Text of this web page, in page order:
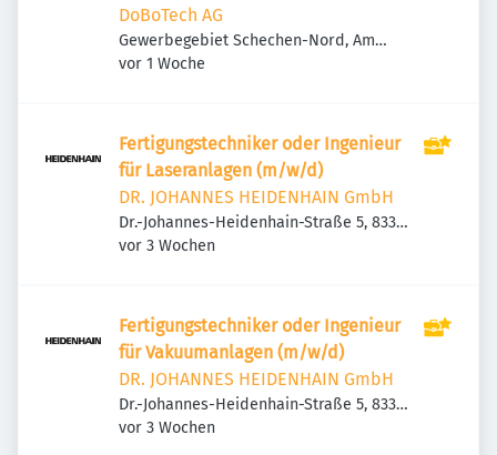
DoBoTech AG
Gewerbegebiet Schechen-Nord, Am
Eschengrund 4, 83135 Schechen,
Veröffentlicht
vor 1 Woche
Fertigungstechniker oder Ingenieur
für Laseranlagen (m/w/d)
DR. JOHANNES HEIDENHAIN GmbH
Dr.-Johannes-Heidenhain-Straße 5, 83301
Traunreut, Deutschland
Veröffentlicht
vor 3 Wochen
Fertigungstechniker oder Ingenieur
für Vakuumanlagen (m/w/d)
DR. JOHANNES HEIDENHAIN GmbH
Dr.-Johannes-Heidenhain-Straße 5, 83301
Traunreut, Deutschland
Veröffentlicht
vor 3 Wochen